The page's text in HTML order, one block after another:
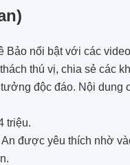
Bảo nổi bật với các
thú vị, chia sẻ các
độc đáo. Nội
triệu.
được yêu thích nhờ